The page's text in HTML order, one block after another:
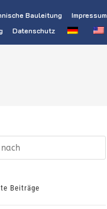
Bauleitung
Impressum
Datenschutz
Beiträge